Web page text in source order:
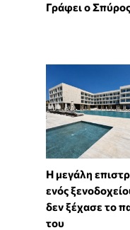
Γράφει ο
Η μεγάλη
ενός
δεν ξέχασε το
του